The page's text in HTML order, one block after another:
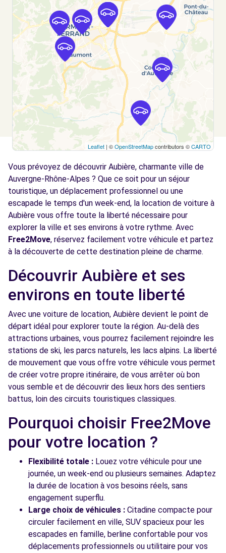
CLERMONT FERRAND, FR-63, 63000
Voir l'agence
Free2move Rent - ABCIS AUVERGNE BY
AUTOSPHERE - CLERMONT FERRAND (O)
km
27 AVENUE DU BREZET
CLERMONT FERRAND, FR-63, 63000
Voir l'agence
Free2Move Rent - GARAGE DES THERMES -
4.4
km
AVENUE DES THERMES
CHAMALIERES, 63400
Voir l'agence
Free2Move Rent - AD CARS - GERZAT (C)
7.5 km
GERZAT, 63360
Voir l'agence
Free2Move Rent - JACQUEMOT SEBASTIEN -
COURNON-D'AUVERGNE (C)
7.6
km
BOULEVARD LOUIS PASTEUR
COURNON-D'AUVERGNE, 63800
Voir l'agence
Free2move Rent - GARAGE PAULIN -
LEMPDES (C)
8.1
km
2 RUE PIERRE BOULANGER
Voir l'agence
Voir toutes les agences
Leaflet | ©OpenStreetMapcontributors ©CARTO
Vous prévoyez de découvrir Aubière, charmante ville de
Auvergne-Rhône-Alpes ? Que ce soit pour un séjour
touristique, un déplacement professionnel ou une
escapade le temps d'un week-end, la location de voiture à
Aubière vous offre toute la liberté nécessaire pour
explorer la ville et ses environs à votre rythme. Avec
Free2Move, réservez facilement votre véhicule et partez
à la découverte de cette destination pleine de charme.
Découvrir Aubière et ses
environs en toute liberté
Avec une voiture de location, Aubière devient le point de
départ idéal pour explorer toute la région. Au-delà des
attractions urbaines, vous pourrez facilement rejoindre les
stations de ski, les parcs naturels, les lacs alpins. La liberté
de mouvement que vous offre votre véhicule vous permet
de créer votre propre itinéraire, de vous arrêter où bon
vous semble et de découvrir des lieux hors des sentiers
battus, loin des circuits touristiques classiques.
Pourquoi choisir Free2Move
pour votre location ?
Flexibilité totale : Louez votre véhicule pour une
journée, un week-end ou plusieurs semaines. Adaptez
la durée de location à vos besoins réels, sans
engagement superflu.
Large choix de véhicules : Citadine compacte pour
circuler facilement en ville, SUV spacieux pour les
escapades en famille, berline confortable pour vos
déplacements professionnels ou utilitaire pour vos